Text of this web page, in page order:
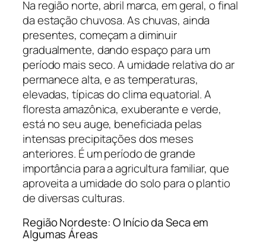
Na região norte, abril marca, em geral, o final
da estação chuvosa. As chuvas, ainda
presentes, começam a diminuir
gradualmente, dando espaço para um
período mais seco. A umidade relativa do ar
permanece alta, e as temperaturas,
elevadas, típicas do clima equatorial. A
floresta amazônica, exuberante e verde,
está no seu auge, beneficiada pelas
intensas precipitações dos meses
anteriores. É um período de grande
importância para a agricultura familiar, que
aproveita a umidade do solo para o plantio
de diversas culturas.
Região Nordeste: O Início da Seca em
Algumas Áreas